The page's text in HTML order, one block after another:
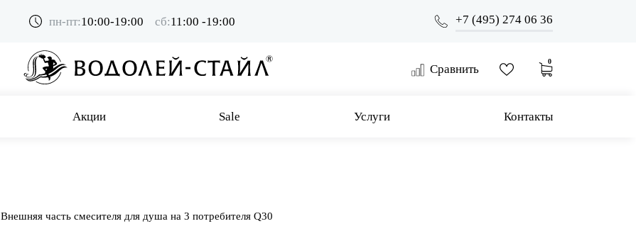
пн-пт:10:00-19:00 сб:11:00 -19:00 +7 (495) 274 06 36
Сравнить
0
Акции Sale Услуги Контакты
Внешняя часть смесителя для душа на 3 потребителя Q30